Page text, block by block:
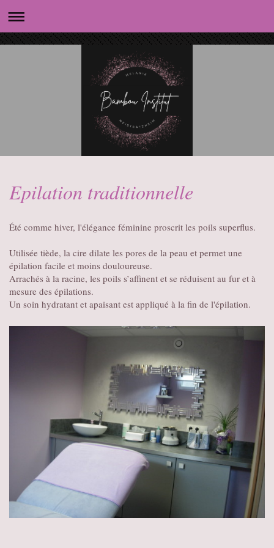
Epilation traditionnelle
Été comme hiver, l'élégance féminine proscrit les poils superflus.
Utilisée tiède, la cire dilate les pores de la peau et permet une
épilation facile et moins douloureuse.
Arrachés à la racine, les poils s’affinent et se réduisent au fur et à
mesure des épilations.
Un soin hydratant et apaisant est appliqué à la fin de l'épilation.